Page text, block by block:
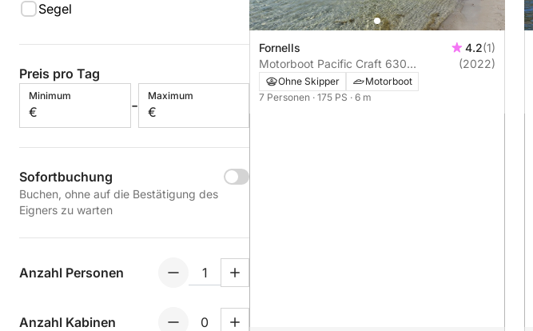
Segel
Preis pro Tag
Minimum
€ -
Maximum
€
Sofortbuchung
Buchen, ohne auf die Bestätigung des
Eigners zu warten
Anzahl Personen
Anzahl Kabinen
Fornells 4.2(1)
Motorboot Pacific Craft 630
SUNCRUISER 175PS
(2022)
Ohne Skipper
Motorboot
7 Personen · 175 PS · 6 m